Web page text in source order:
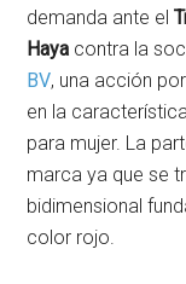
demanda ante el
Haya contra la
BV, una acción
en la
para mujer. La
marca ya que se
bidimensional
color rojo.